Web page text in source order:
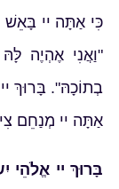
כִּי אַתָּה יי
"וַאֲנִי אֶהְיֶה
בְתוֹכָהּ". בָּרוּךְ
אַתָּה יי מְנַחֵם
בָּרוּךְ יי אֱלֹהֵי